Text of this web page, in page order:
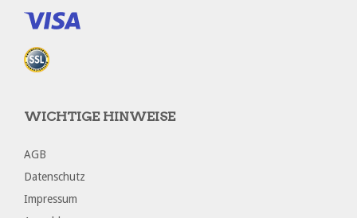
WICHTIGE HINWEISE
AGB
Datenschutz
Impressum